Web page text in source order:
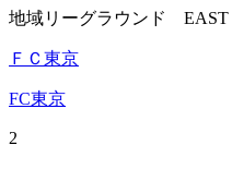
地域リーグラウンド
ＦＣ東京
FC東京
2